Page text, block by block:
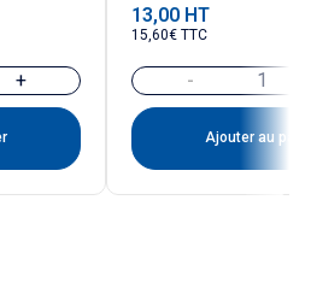
+
Prix
13,00 HT
15,60€ TTC
-
Ajouter au